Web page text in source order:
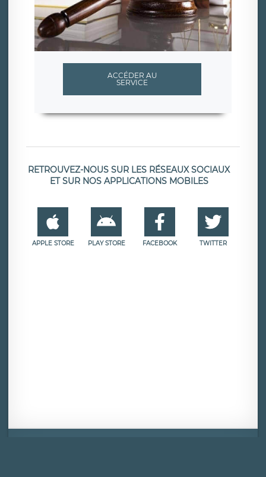
ACCÉDER AU
SERVICE
RETROUVEZ-NOUS SUR LES RÉSEAUX SOCIAUX
ET SUR NOS APPLICATIONS MOBILES
APPLE STORE PLAY STORE FACEBOOK TWITTER